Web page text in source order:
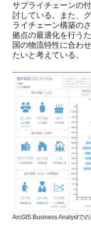
サプライチェーンの
討している。また、
ライチェーン構築の
拠点の最適化を行う
国の物流特性に合わ
たいと考えている。
ArcGIS Business Analystで